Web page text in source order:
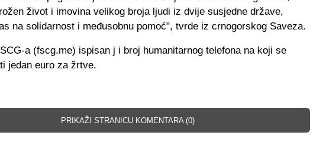
život i imovina velikog broja ljudi iz dvije susjedne države,
na solidarnost i međusobnu pomoć", tvrde iz crnogorskog Saveza.
a (fscg.me) ispisan j i broj humanitarnog telefona na koji se
jedan euro za žrtve.
PRIKAŽI STRANICU KOMENTARA (0)